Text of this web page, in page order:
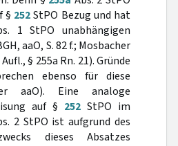
§ 252StPO Bezug und hat
1 StPO unabhängigen
aaO, S. 82 f.; Mosbacher
§ 255a Rn. 21). Gründe
ebenso für diese
aaO). Eine analoge
auf § 252 StPO im
2 StPO ist aufgrund des
dieses Absatzes